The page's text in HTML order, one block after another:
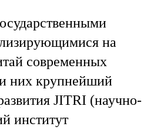
на
современных
них крупнейший
JITRI (научно-
институт